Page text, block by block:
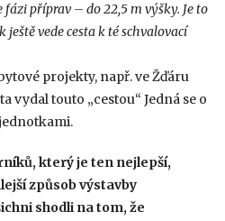
příprav – do 22,5 m výšky. Je to
vede cesta k té schvalovací
projekty, např. ve Žďáru
vydal touto „cestou“ Jedná se o
který je ten nejlepší,
způsob výstavby
shodli na tom, že